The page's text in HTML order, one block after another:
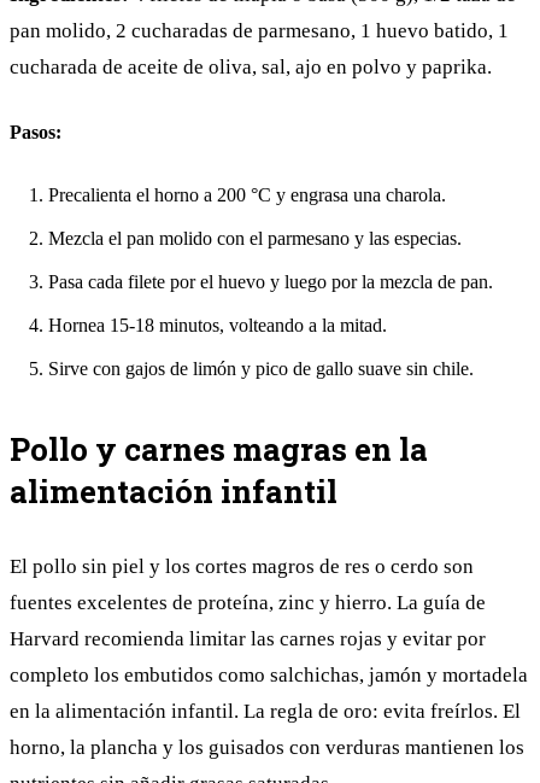
pan molido, 2 cucharadas de parmesano, 1 huevo batido, 1
cucharada de aceite de oliva, sal, ajo en polvo y paprika.
Pasos:
Precalienta el horno a 200 °C y engrasa una charola.
Mezcla el pan molido con el parmesano y las especias.
Pasa cada filete por el huevo y luego por la mezcla de pan.
Hornea 15-18 minutos, volteando a la mitad.
Sirve con gajos de limón y pico de gallo suave sin chile.
Pollo y carnes magras en la
alimentación infantil
El pollo sin piel y los cortes magros de res o cerdo son
fuentes excelentes de proteína, zinc y hierro. La guía de
Harvard recomienda limitar las carnes rojas y evitar por
completo los embutidos como salchichas, jamón y mortadela
en la alimentación infantil. La regla de oro: evita freírlos. El
horno, la plancha y los guisados con verduras mantienen los